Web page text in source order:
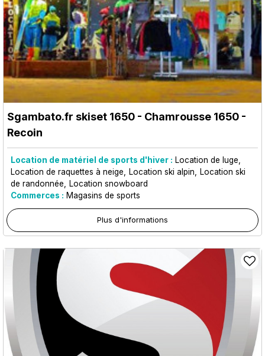
Sgambato.fr skiset 1650 - Chamrousse 1650 -
Recoin
Location de matériel de sports d'hiver : Location de luge
Location de raquettes à neige
Location ski alpin
Location ski
de randonnée
Location snowboard
Commerces : Magasins de sports
Plus d'informations